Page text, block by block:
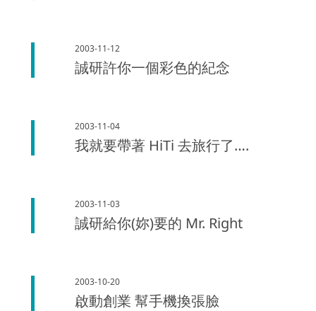
2003-11-12
誠研許你一個彩色的紀念
2003-11-04
我就要帶著 HiTi 去旅行了….
2003-11-03
誠研給你(妳)要的 Mr. Right
2003-10-20
啟動創業 幫手機換張臉